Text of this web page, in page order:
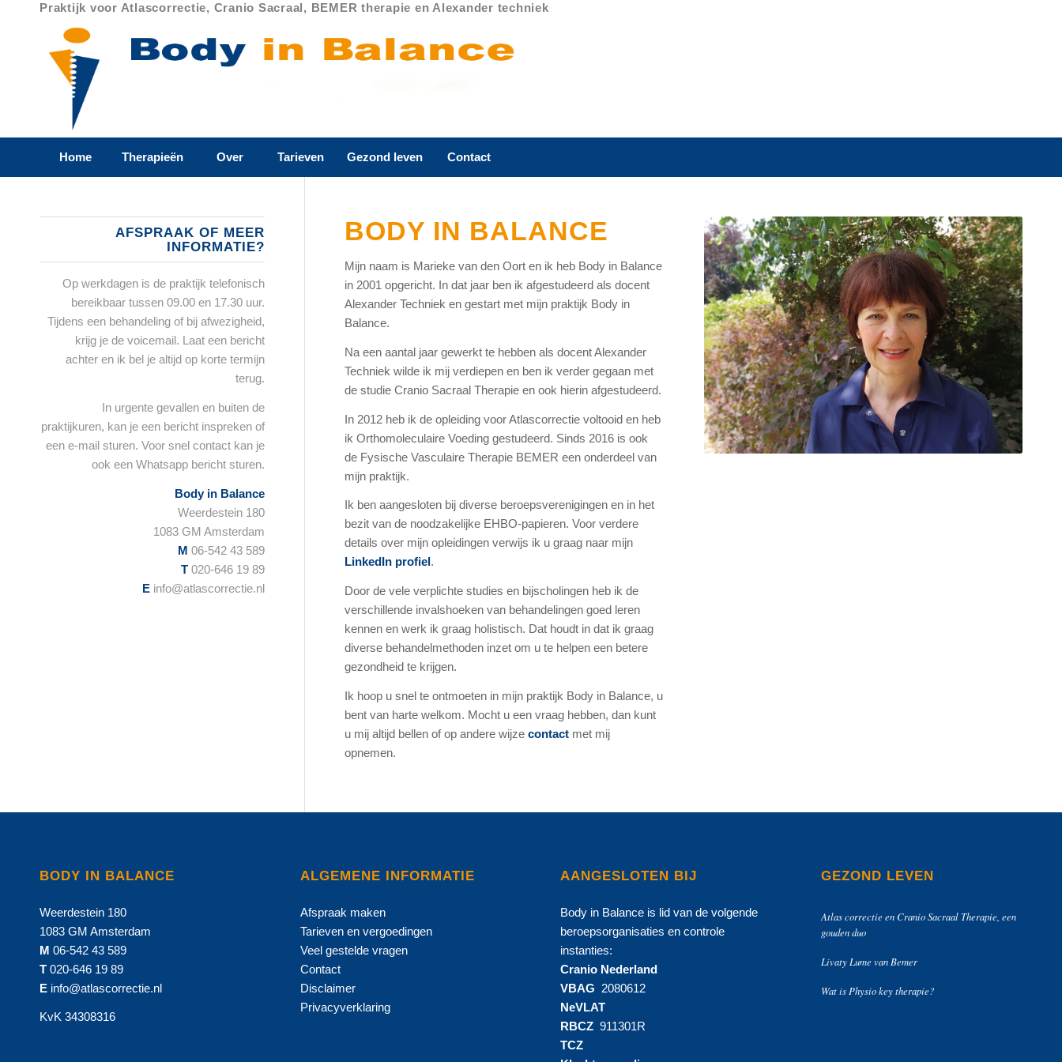
Praktijk voor Atlascorrectie, Cranio Sacraal, BEMER therapie en Alexander techniek
Home Therapieën Over Tarieven Gezond leven Contact
BODY IN BALANCE
Mijn naam is Marieke van den Oort en ik heb Body in Balance
in 2001 opgericht. In dat jaar ben ik afgestudeerd als docent
Alexander Techniek en gestart met mijn praktijk Body in
Balance.
Na een aantal jaar gewerkt te hebben als docent Alexander
Techniek wilde ik mij verdiepen en ben ik verder gegaan met
de studie Cranio Sacraal Therapie en ook hierin afgestudeerd.
In 2012 heb ik de opleiding voor Atlascorrectie voltooid en heb
ik Orthomoleculaire Voeding gestudeerd. Sinds 2016 is ook
de Fysische Vasculaire Therapie BEMER een onderdeel van
mijn praktijk.
Ik ben aangesloten bij diverse beroepsverenigingen en in het
bezit van de noodzakelijke EHBO-papieren. Voor verdere
details over mijn opleidingen verwijs ik u graag naar mijn
LinkedIn profiel.
Door de vele verplichte studies en bijscholingen heb ik de
verschillende invalshoeken van behandelingen goed leren
kennen en werk ik graag holistisch. Dat houdt in dat ik graag
diverse behandelmethoden inzet om u te helpen een betere
gezondheid te krijgen.
Ik hoop u snel te ontmoeten in mijn praktijk Body in Balance, u
bent van harte welkom. Mocht u een vraag hebben, dan kunt
u mij altijd bellen of op andere wijze contactmet mij
opnemen.
AFSPRAAK OF MEER
INFORMATIE?
Op werkdagen is de praktijk telefonisch
bereikbaar tussen 09.00 en 17.30 uur.
Tijdens een behandeling of bij afwezigheid,
krijg je de voicemail. Laat een bericht
achter en ik bel je altijd op korte termijn
terug.
In urgente gevallen en buiten de
praktijkuren, kan je een bericht inspreken of
een e-mail sturen. Voor snel contact kan je
ook een Whatsapp bericht sturen.
Body in Balance
Weerdestein 180
1083 GM Amsterdam
M 06-542 43 589
T020-646 19 89
E info@atlascorrectie.nl
BODY IN BALANCE
Weerdestein 180
1083 GM Amsterdam
M 06-542 43 589
T 020-646 19 89
E info@atlascorrectie.nl
KvK 34308316
ALGEMENE INFORMATIE
Afspraak maken
Tarieven en vergoedingen
Veel gestelde vragen
Contact
Disclaimer
Privacyverklaring
AANGESLOTEN BIJ
Body in Balance is lid van de volgende
beroepsorganisaties en controle
instanties:
Cranio Nederland
VBAG 2080612
NeVLAT
RBCZ 911301R
TCZ
GEZOND LEVEN
Atlas correctie en Cranio Sacraal Therapie, een
gouden duo
Livaty Lume van Bemer
Wat is Physio key therapie?